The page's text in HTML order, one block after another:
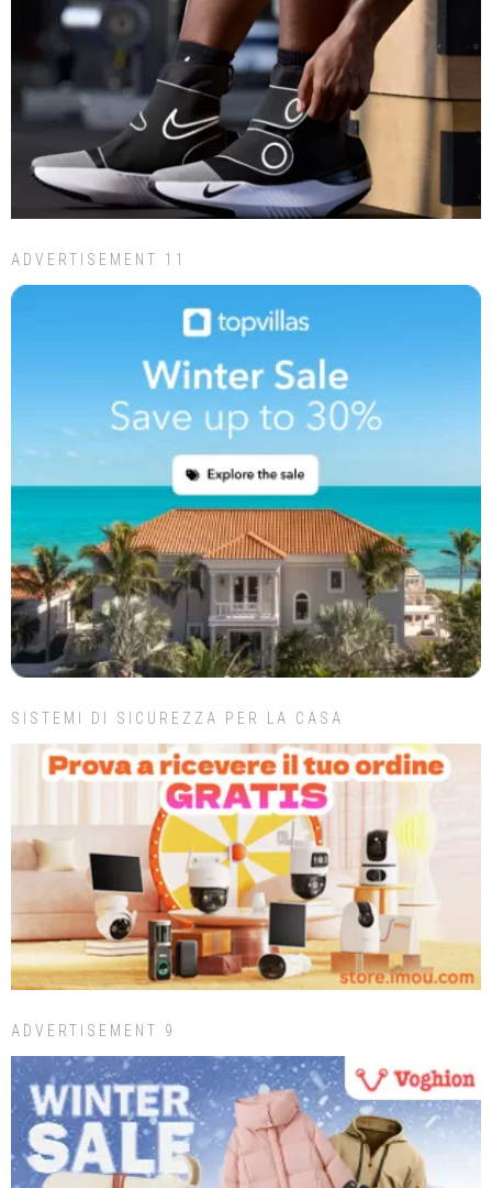
ADVERTISEMENT 11
SISTEMI DI SICUREZZA PER LA CASA
ADVERTISEMENT 9